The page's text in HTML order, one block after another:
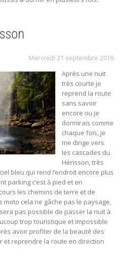
Mercredi 21 septembre 2016
Après une nuit
très courte je
reprend la route
sans savoir
encore ou je
dormirais comme
chaque fois, je
me dirige vers
les cascades du
Hérisson, très
bleu qui rend l’endroit encore plus
parking c’est à pied et en
les chemins de terre et de
cela ne gâche pas le paysage,
pas possible de passer la nuit à
trop touristique et impossible
avoir profiter de la beauté des
et reprendre la route en direction